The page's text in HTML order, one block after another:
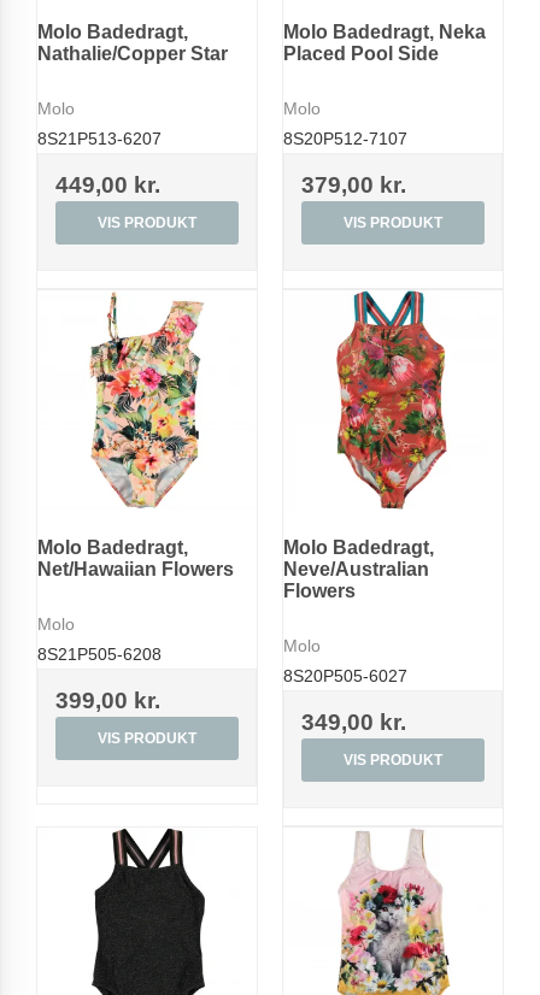
Molo Badedragt,
Nathalie/Copper Star
Molo
8S21P513-6207
449,00 kr.
VIS PRODUKT
Molo Badedragt, Neka
Placed Pool Side
Molo
8S20P512-7107
379,00 kr.
VIS PRODUKT
Molo Badedragt,
Net/Hawaiian Flowers
Molo
8S21P505-6208
399,00 kr.
VIS PRODUKT
Molo Badedragt,
Neve/Australian
Flowers
Molo
8S20P505-6027
349,00 kr.
VIS PRODUKT